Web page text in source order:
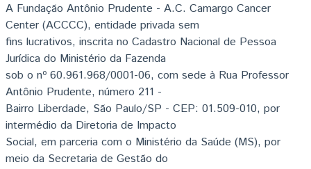
A Fundação Antônio Prudente - A.C. Camargo Cancer
Center (ACCCC), entidade privada sem
fins lucrativos, inscrita no Cadastro Nacional de Pessoa
Jurídica do Ministério da Fazenda
sob o nº 60.961.968/0001-06, com sede à Rua Professor
Antônio Prudente, número 211 -
Bairro Liberdade, São Paulo/SP - CEP: 01.509-010, por
intermédio da Diretoria de Impacto
Social, em parceria com o Ministério da Saúde (MS), por
meio da Secretaria de Gestão do